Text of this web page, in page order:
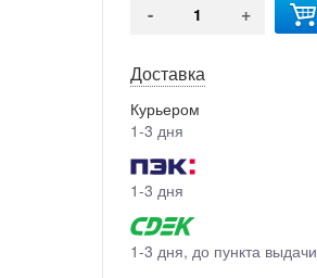
- +
Доставка
Курьером
1-3 дня
1-3 дня
1-3 дня, до пункта выдачи